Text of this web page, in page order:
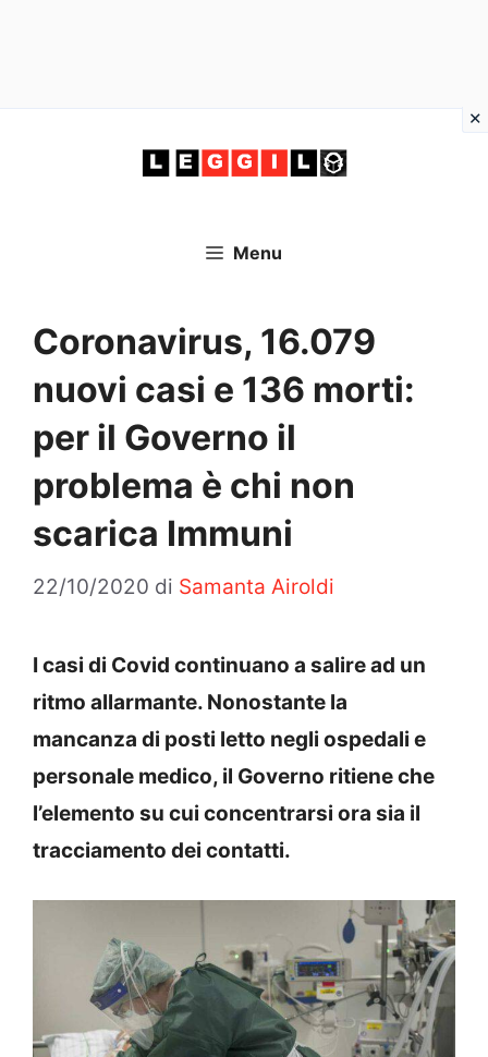
Menu
Coronavirus, 16.079
nuovi casi e 136 morti:
per il Governo il
problema è chi non
scarica Immuni
22/10/2020 di Samanta Airoldi
I casi di Covid continuano a salire ad un
ritmo allarmante. Nonostante la
mancanza di posti letto negli ospedali e
personale medico, il Governo ritiene che
l’elemento su cui concentrarsi ora sia il
tracciamento dei contatti.